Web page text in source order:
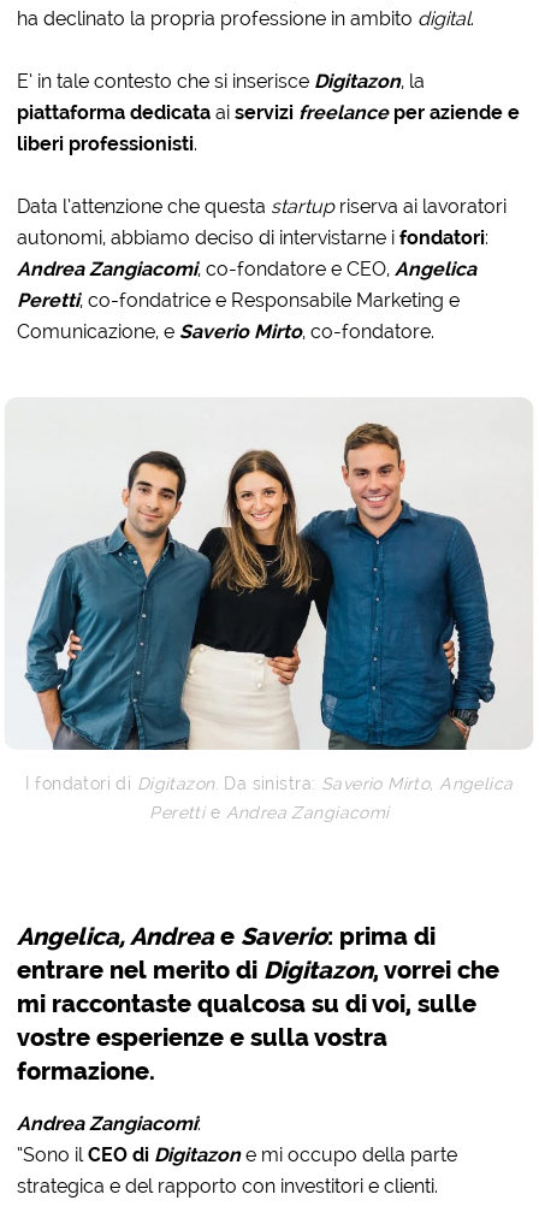
ha declinato la propria professione in ambito digital.
E’ in tale contesto che si inserisce Digitazon, la
piattaforma dedicata aiservizi freelanceper aziende e
liberi professionisti.
Data l’attenzione che questa startupriserva ai lavoratori
autonomi, abbiamo deciso di intervistarne ifondatori:
Andrea Zangiacomi, co-fondatore e CEO,Angelica
Peretti, co-fondatrice e Responsabile Marketing e
Comunicazione, e Saverio Mirto, co-fondatore.
I fondatori di Digitazon. Da sinistra: Saverio Mirto, Angelica
Perettie Andrea Zangiacomi
Angelica, Andreae Saverio: prima di
entrare nel merito di Digitazon, vorrei che
mi raccontaste qualcosa su di voi, sulle
vostre esperienze e sulla vostra
formazione.
Andrea Zangiacomi:
“Sono ilCEO di Digitazone mi occupo della parte
strategica e del rapporto con investitori e clienti.